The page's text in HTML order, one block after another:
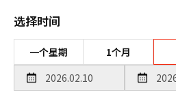
选择时间
一个星期 1个月